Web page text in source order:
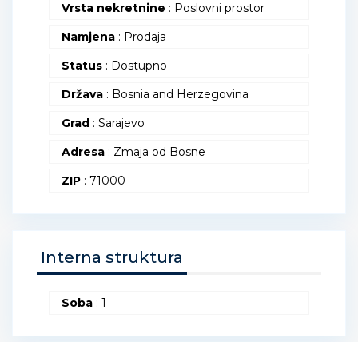
Vrsta nekretnine : Poslovni prostor
Namjena : Prodaja
Status : Dostupno
Država : Bosnia and Herzegovina
Grad : Sarajevo
Adresa : Zmaja od Bosne
ZIP : 71000
Interna struktura
Soba : 1